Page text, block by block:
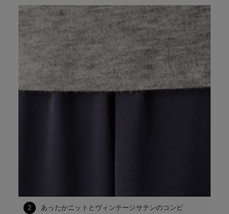
2 あったかニットとヴィンテージサテンのコンビ